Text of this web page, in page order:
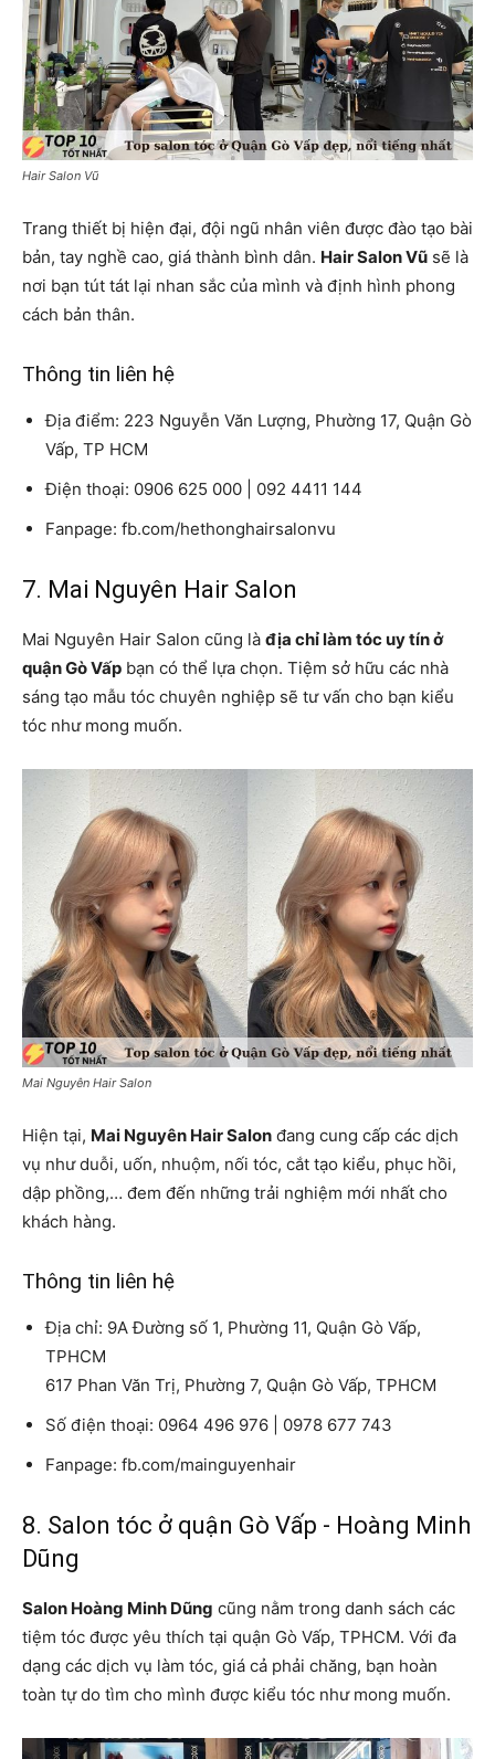
Hair Salon Vũ
Trang thiết bị hiện đại, đội ngũ nhân viên được đào tạo bài
bản, tay nghề cao, giá thành bình dân. Hair Salon Vũ sẽ là
nơi bạn tút tát lại nhan sắc của mình và định hình phong
cách bản thân.
Thông tin liên hệ
Địa điểm: 223 Nguyễn Văn Lượng, Phường 17, Quận Gò
Vấp, TP HCM
Điện thoại: 0906 625 000 | 092 4411 144
Fanpage: fb.com/hethonghairsalonvu
7. Mai Nguyên Hair Salon
Mai Nguyên Hair Salon cũng là địa chỉ làm tóc uy tín ở
quận Gò Vấp bạn có thể lựa chọn. Tiệm sở hữu các nhà
sáng tạo mẫu tóc chuyên nghiệp sẽ tư vấn cho bạn kiểu
tóc như mong muốn.
Mai Nguyên Hair Salon
Hiện tại, Mai Nguyên Hair Salon đang cung cấp các dịch
vụ như duỗi, uốn, nhuộm, nối tóc, cắt tạo kiểu, phục hồi,
dập phồng,… đem đến những trải nghiệm mới nhất cho
khách hàng.
Thông tin liên hệ
Địa chỉ: 9A Đường số 1, Phường 11, Quận Gò Vấp,
TPHCM
617 Phan Văn Trị, Phường 7, Quận Gò Vấp, TPHCM
Số điện thoại: 0964 496 976 | 0978 677 743
Fanpage: fb.com/mainguyenhair
8. Salon tóc ở quận Gò Vấp - Hoàng Minh
Dũng
Salon Hoàng Minh Dũng cũng nằm trong danh sách các
tiệm tóc được yêu thích tại quận Gò Vấp, TPHCM. Với đa
dạng các dịch vụ làm tóc, giá cả phải chăng, bạn hoàn
toàn tự do tìm cho mình được kiểu tóc như mong muốn.